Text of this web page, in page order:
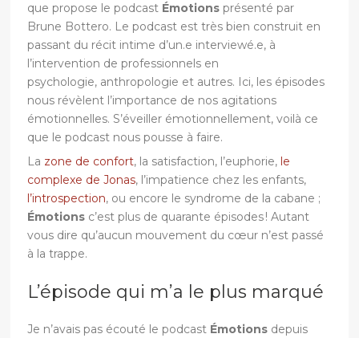
que propose le podcast Émotions présenté par
Brune Bottero. Le podcast est très bien construit en
passant du récit intime d’un.e interviewé.e, à
l’intervention de professionnels en
psychologie, anthropologie et autres. Ici, les épisodes
nous révèlent l’importance de nos agitations
émotionnelles. S’éveiller émotionnellement, voilà ce
que le podcast nous pousse à faire.
La zone de confort, la satisfaction, l’euphorie, le
complexe de Jonas, l’impatience chez les enfants,
l’introspection, ou encore le syndrome de la cabane ;
Émotions c’est plus de quarante épisodes ! Autant
vous dire qu’aucun mouvement du cœur n’est passé
à la trappe.
L’épisode qui m’a le plus marqué
Je n’avais pas écouté le podcast Émotions depuis